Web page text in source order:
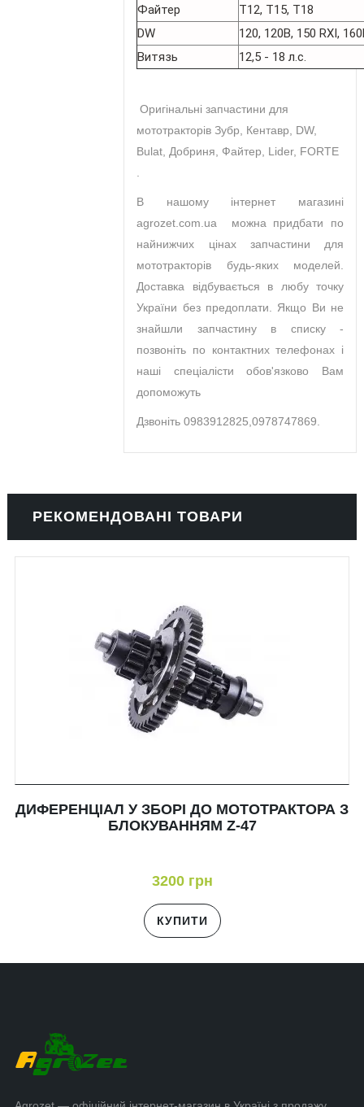
Файтер
Т12, Т15, T18
DW
120, 120B, 150 RXI,
Витязь
12,5 - 18 л.с.
Оригінальні запчастини для
мототракторів Зубр, Кентавр, DW,
Bulat, Добриня, Файтер, Lider, FORTE
В нашому інтернет магазині
agrozet.com.ua можна придбати по
найнижчих цінах запчастини для
мототракторів будь-яких моделей.
Доставка відбувається в любу точку
України без предоплати. Якщо Ви не
знайшли запчастину в списку -
позвоніть по контактних телефонах і
наші спеціалісти обов'язково Вам
допоможуть
Дзвоніть 0983912825,0978747869.
РЕКОМЕНДОВАНІ ТОВАРИ
ДИФЕРЕНЦІАЛ У ЗБОРІ ДО МОТОТРАКТОРА З
БЛОКУВАННЯМ Z-47
3200 грн
КУПИТИ